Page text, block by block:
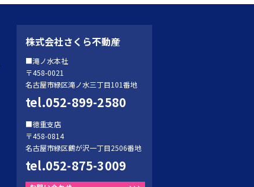
株式会社さくら不動産
■滝ノ水本社
〒458-0021
名古屋市緑区滝ノ水三丁目101番地
tel.052-899-2580
■徳重支店
〒458-0814
名古屋市緑区鶴が沢一丁目2506番地
tel.052-875-3009